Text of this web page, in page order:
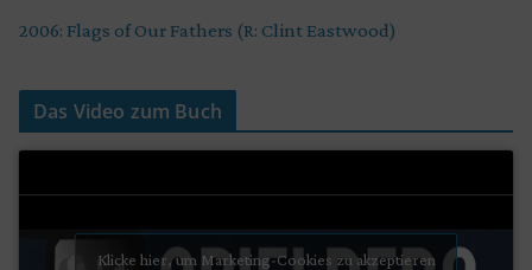
2006: Flags of Our Fathers (R: Clint Eastwood)
Das Video zum Buch
Klicke hier, um Marketing-Cookies zu akzeptieren